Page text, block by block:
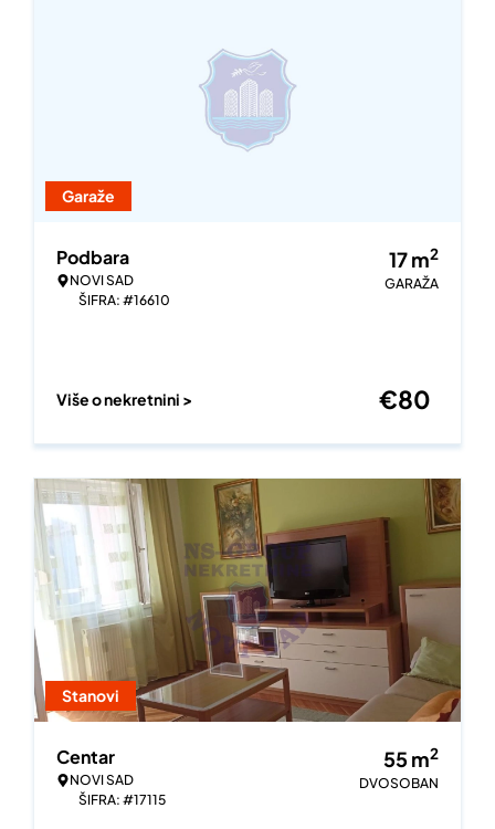
Garaže
Podbara
NOVI SAD
ŠIFRA: #16610
17m2
GARAŽA
Više o nekretnini > €80
Stanovi
Centar
NOVI SAD
ŠIFRA: #17115
55m2
DVOSOBAN